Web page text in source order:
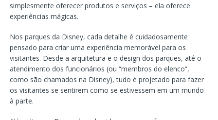
simplesmente oferecer produtos e serviços – ela oferece
experiências mágicas.
Nos parques da Disney, cada detalhe é cuidadosamente
pensado para criar uma experiência memorável para os
visitantes. Desde a arquitetura e o design dos parques, até o
atendimento dos funcionários (ou “membros do elenco”,
como são chamados na Disney), tudo é projetado para fazer
os visitantes se sentirem como se estivessem em um mundo
à parte.